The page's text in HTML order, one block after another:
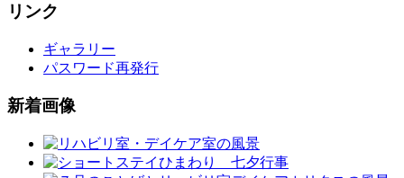
リンク
ギャラリー
パスワード再発行
新着画像